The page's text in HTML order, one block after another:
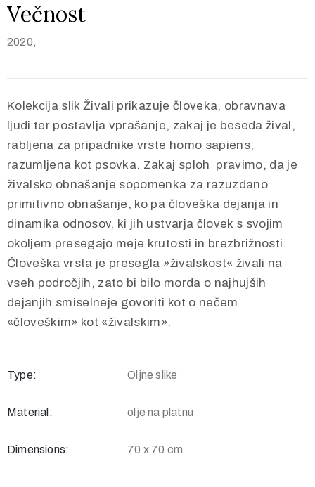
Terms
of
Use
Večnost
2020,
Kolekcija slik Živali prikazuje človeka, obravnava
ljudi ter postavlja vprašanje, zakaj je beseda žival,
rabljena za pripadnike vrste homo sapiens,
razumljena kot psovka. Zakaj sploh pravimo, da je
živalsko obnašanje sopomenka za razuzdano
primitivno obnašanje, ko pa človeška dejanja in
dinamika odnosov, ki jih ustvarja človek s svojim
okoljem presegajo meje krutosti in brezbrižnosti.
Človeška vrsta je presegla »živalskost« živali na
vseh področjih, zato bi bilo morda o najhujših
dejanjih smiselneje govoriti kot o nečem
«človeškim» kot «živalskim».
Type: Oljne slike
Material: olje na platnu
Dimensions: 70 x 70 cm